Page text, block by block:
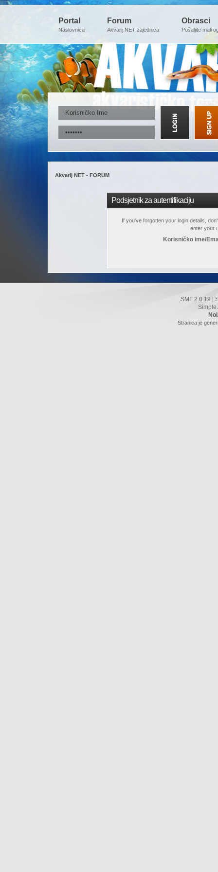
Portal
Naslovnica
Forum
Akvarij.NET zajednica
Obrasci
Pošaljite mali
Akvarij NET - FORUM
Podsjetnik za autentifikaciju
If you've forgotten your login details,
enter your
Korisničko ime/
SMF 2.0.19 |
Simple
Stranica je